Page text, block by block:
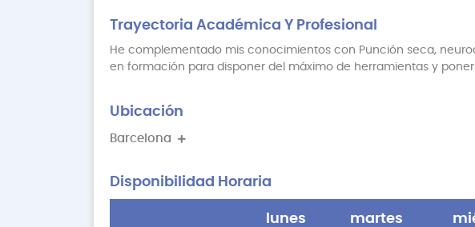
Trayectoria Académica Y Profesional
He complementado mis conocimientos con Punción seca,
en formación para disponer del máximo de herramientas y
Ubicación
Barcelona
Disponibilidad Horaria
lunes martes